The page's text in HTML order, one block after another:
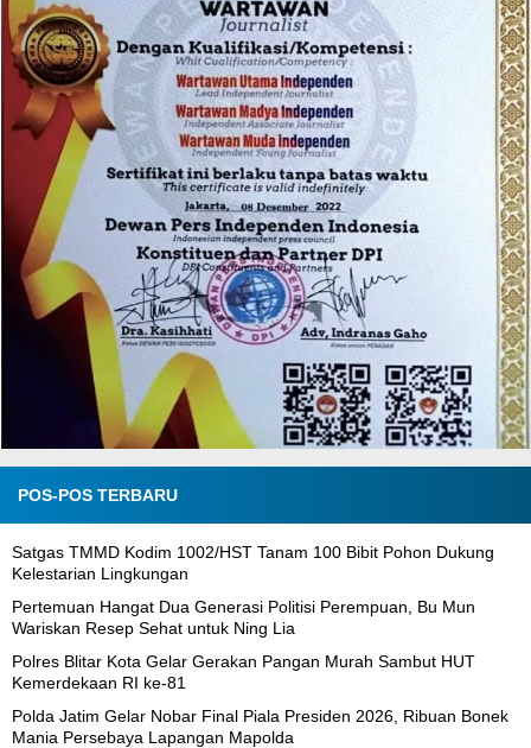
POS-POS TERBARU
Satgas TMMD Kodim 1002/HST Tanam 100 Bibit Pohon Dukung
Kelestarian Lingkungan
Pertemuan Hangat Dua Generasi Politisi Perempuan, Bu Mun
Wariskan Resep Sehat untuk Ning Lia
Polres Blitar Kota Gelar Gerakan Pangan Murah Sambut HUT
Kemerdekaan RI ke-81
Polda Jatim Gelar Nobar Final Piala Presiden 2026, Ribuan Bonek
Mania Persebaya Lapangan Mapolda